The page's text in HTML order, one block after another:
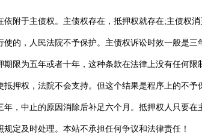
于主债权。主债权存在，抵押权就存在;主债权
，人民法院不予保护。主债权诉讼时效一般是三
为五年或者十年，这种条款在法律上没有任何限
权，法院不会支持。但这个结果是程序上的不予
中止的原因消除后补足六个月。抵押权人只要在
定及时处理。本站不承担任何争议和法律责任！